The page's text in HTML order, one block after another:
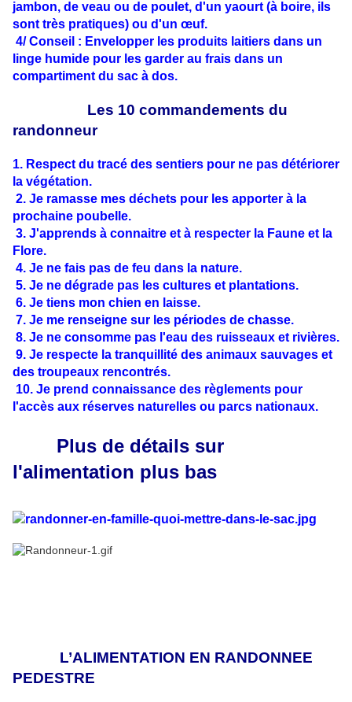
jambon, de veau ou de poulet, d'un yaourt (à boire, ils
sont très pratiques) ou d'un œuf.
4/ Conseil : Envelopper les produits laitiers dans un
linge humide pour les garder au frais dans un
compartiment du sac à dos.
Les 10 commandements du
randonneur
1. Respect du tracé des sentiers pour ne pas détériorer
la végétation.
2. Je ramasse mes déchets pour les apporter à la
prochaine poubelle.
3. J'apprends à connaitre et à respecter la Faune et la
Flore.
4. Je ne fais pas de feu dans la nature.
5. Je ne dégrade pas les cultures et plantations.
6. Je tiens mon chien en laisse.
7. Je me renseigne sur les périodes de chasse.
8. Je ne consomme pas l'eau des ruisseaux et rivières.
9. Je respecte la tranquillité des animaux sauvages et
des troupeaux rencontrés.
10. Je prend connaissance des règlements pour
l'accès aux réserves naturelles ou parcs nationaux.
Plus de détails sur
l'alimentation plus bas
L’ALIMENTATION EN RANDONNEE
PEDESTRE